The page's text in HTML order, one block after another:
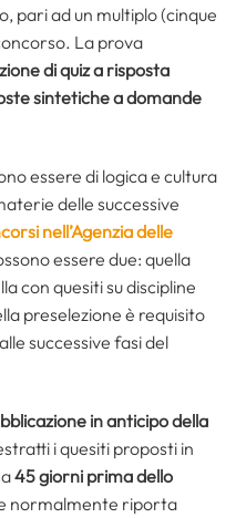
pari ad un multiplo (cinque
La prova
di quiz a risposta
sintetiche a domande
essere di logica e cultura
delle successive
nell’Agenzia delle
essere due: quella
con quesiti su discipline
preselezione è requisito
successive fasi del
in anticipo della
i quesiti proposti in
45 giorni prima dello
normalmente riporta